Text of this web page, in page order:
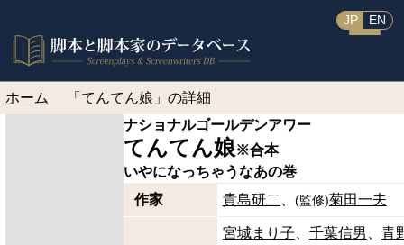
JP EN
ホーム 「てんてん娘」の詳細
ナショナルゴールデンアワー
てんてん娘※合本
いやになっちゃうなあの巻
作家
貴島研二 (監修)菊田一夫
宮城まり子 千葉信男
青